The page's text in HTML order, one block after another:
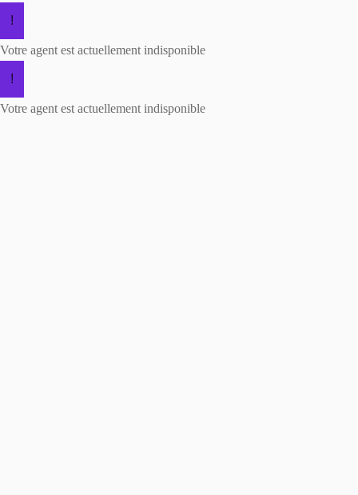
d’image
!
Votre agent est actuellement indisponible
!
Votre agent est actuellement indisponible